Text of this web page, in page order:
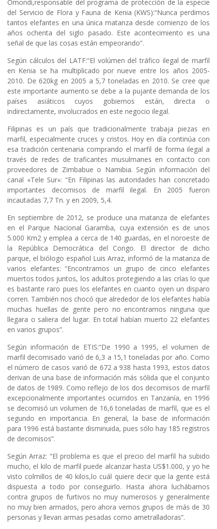
Omondi,responsable del programa de protección de la especie
del Servicio de Flora y Fauna de Kenia (KWS):“Nunca perdimos
tantos elefantes en una única matanza desde comienzo de los
años ochenta del siglo pasado. Este acontecimiento es una
señal de que las cosas están empeorando”.
Según cálculos del LATF:“El volúmen del tráfico ilegal de marfil
en Kenia se ha multiplicado por nueve entre los años 2005-
2010. De 620kg en 2005 a 5,7 toneladas en 2010. Se cree que
este importante aumento se debe a la pujante demanda de los
países asiáticos cuyos gobiernos están, directa o
indirectamente, involucrados en este negocio ilegal.
Filipinas es un país que tradicionalmente trabaja piezas en
marfil, especialmente cruces y cristos. Hoy en día continúa con
esa tradición centenaria comprando el marfil de forma ilegal a
través de redes de traficantes musulmanes en contacto con
proveedores de Zimbabue o Namibia. Según información del
canal «Tele Sur»: “En Filipinas las autoridades han concretado
importantes decomisos de marfil ilegal. En 2005 fueron
incautadas 7,7 Tn. y en 2009, 5,4.
En septiembre de 2012, se produce una matanza de elefantes
en el Parque Nacional Garamba, cuya extensión es de unos
5.000 Km2 y emplea a cerca de 140 guardas, en el noroeste de
la República Democrática del Congo. El director de dicho
parque, el biólogo español Luis Arraz, informó de la matanza de
varios elefantes: “Encontramos un grupo de cinco elefantes
muertos todos juntos, los adultos protegiendo a las crías lo que
es bastante raro pues los elefantes en cuanto oyen un disparo
corren. También nos chocó que alrededor de los elefantes había
muchas huellas de gente pero no encontramos ninguna que
llegara o saliera del lugar. En total habían muerto 22 elefantes
en varios grupos”.
Según información de ETIS:“De 1990 a 1995, el volumen de
marfil decomisado varió de 6,3 a 15,1 toneladas por año. Como
el número de casos varió de 672 a 938 hasta 1993, estos datos
derivan de una base de información más sólida que el conjunto
de datos de 1989. Como reflejo de los dos decomisos de marfil
excepcionalmente importantes ocurridos en Tanzanía, en 1996
se decomisó un volumen de 16,6 toneladas de marfil, que es el
segundo en importancia. En general, la base de información
para 1996 está bastante disminuida, pues sólo hay 185 registros
de decomisos”.
Según Arraz: “El problema es que el precio del marfil ha subido
mucho, el kilo de marfil puede alcanzar hasta US$1.000, y yo he
visto colmillos de 40 kilos,lo cuál quiere decir que la gente está
dispuesta a todo por conseguirlo. Hasta ahora luchábamos
contra grupos de furtivos no muy numerosos y generalmente
no muy bien armados, pero ahora vemos grupos de más de 30
personas y llevan armas pesadas como ametralladoras”.